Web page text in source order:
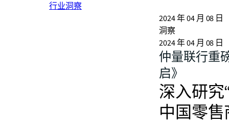
行业洞察
2024 年 04 月 08 日
洞察
2024 年 04 月 08 日
仲量联行重
启》
深入研
中国零